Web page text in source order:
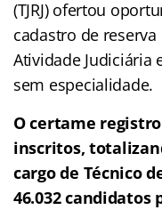
(TJRJ) ofertou
cadastro de
Atividade Judiciária
sem especialidade.
O certame
inscritos,
cargo de Técnico
46.032 candidatos